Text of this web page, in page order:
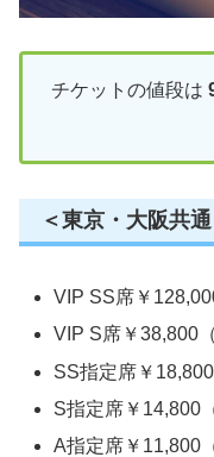
チケットの値段は
＜東京・⼤阪共通
VIP SS席￥
VIP S席￥38,800
SS指定席￥18,800
S指定席￥14,800
A指定席￥11,800